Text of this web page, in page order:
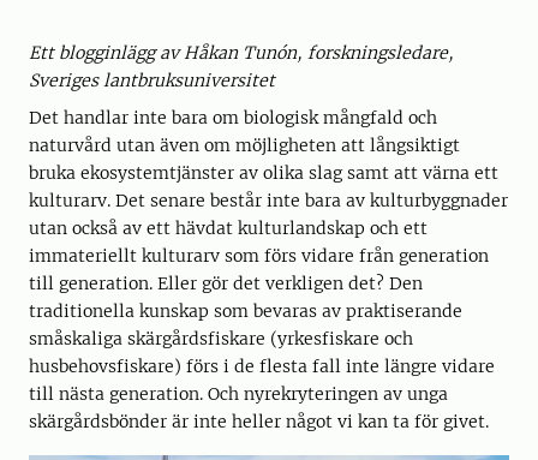
Ett blogginlägg av Håkan Tunón, forskningsledare,
Sveriges lantbruksuniversitet
Det handlar inte bara om biologisk mångfald och
naturvård utan även om möjligheten att långsiktigt
bruka ekosystemtjänster av olika slag samt att värna ett
kulturarv. Det senare består inte bara av kulturbyggnader
utan också av ett hävdat kulturlandskap och ett
immateriellt kulturarv som förs vidare från generation
till generation. Eller gör det verkligen det? Den
traditionella kunskap som bevaras av praktiserande
småskaliga skärgårdsfiskare (yrkesfiskare och
husbehovsfiskare) förs i de flesta fall inte längre vidare
till nästa generation. Och nyrekryteringen av unga
skärgårdsbönder är inte heller något vi kan ta för givet.